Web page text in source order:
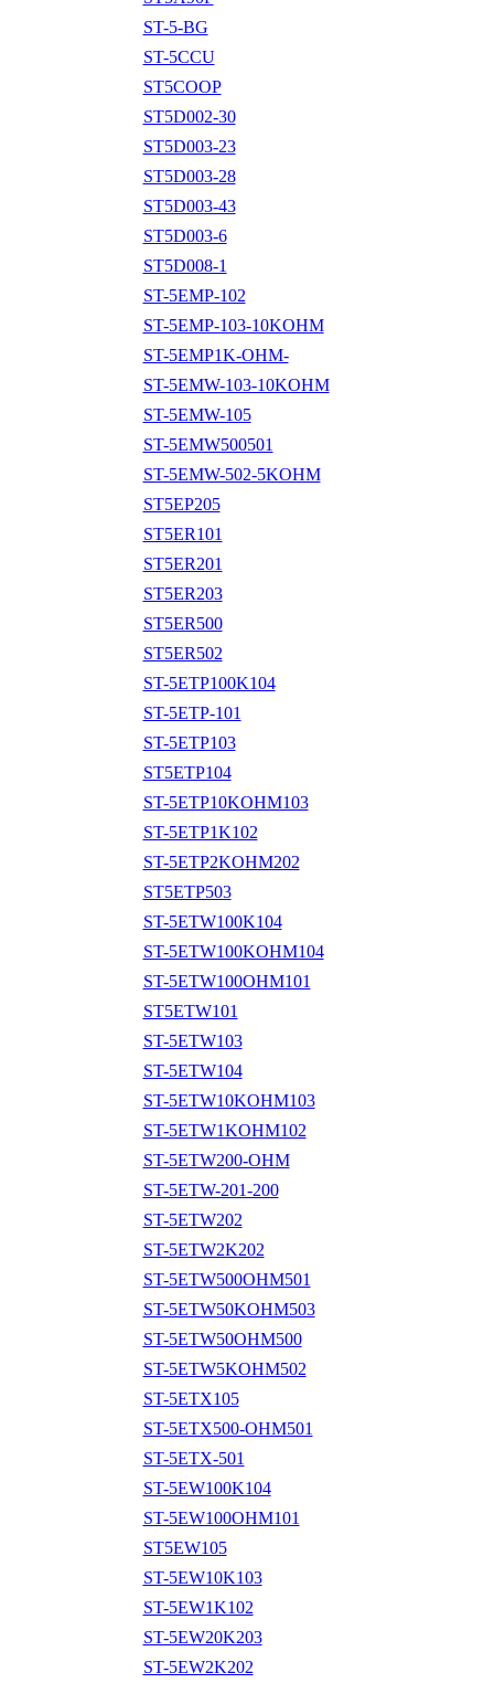
ST-5-BG
ST-5CCU
ST5COOP
ST5D002-30
ST5D003-23
ST5D003-28
ST5D003-43
ST5D003-6
ST5D008-1
ST-5EMP-102
ST-5EMP-103-10KOHM
ST-5EMP1K-OHM-
ST-5EMW-103-10KOHM
ST-5EMW-105
ST-5EMW500501
ST-5EMW-502-5KOHM
ST5EP205
ST5ER101
ST5ER201
ST5ER203
ST5ER500
ST5ER502
ST-5ETP100K104
ST-5ETP-101
ST-5ETP103
ST5ETP104
ST-5ETP10KOHM103
ST-5ETP1K102
ST-5ETP2KOHM202
ST5ETP503
ST-5ETW100K104
ST-5ETW100KOHM104
ST-5ETW100OHM101
ST5ETW101
ST-5ETW103
ST-5ETW104
ST-5ETW10KOHM103
ST-5ETW1KOHM102
ST-5ETW200-OHM
ST-5ETW-201-200
ST-5ETW202
ST-5ETW2K202
ST-5ETW500OHM501
ST-5ETW50KOHM503
ST-5ETW50OHM500
ST-5ETW5KOHM502
ST-5ETX105
ST-5ETX500-OHM501
ST-5ETX-501
ST-5EW100K104
ST-5EW100OHM101
ST5EW105
ST-5EW10K103
ST-5EW1K102
ST-5EW20K203
ST-5EW2K202